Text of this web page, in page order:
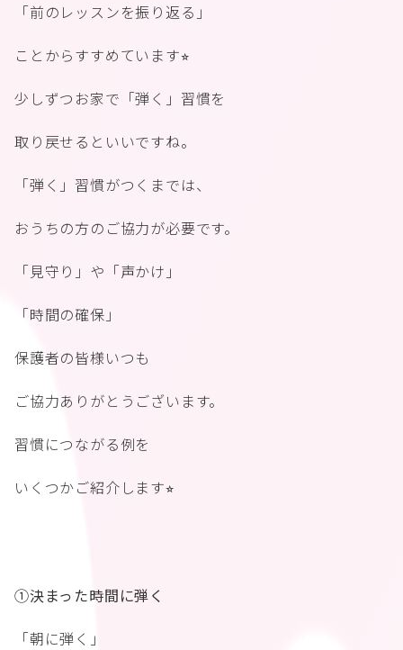
「前のレッスンを振り返る」
ことからすすめています⭐︎
少しずつお家で「弾く」習慣を
取り戻せるといいですね。
「弾く」習慣がつくまでは、
おうちの方のご協力が必要です。
「見守り」や「声かけ」
「時間の確保」
保護者の皆様いつも
ご協力ありがとうございます。
習慣につながる例を
いくつかご紹介します⭐︎
①決まった時間に弾く
「朝に弾く」